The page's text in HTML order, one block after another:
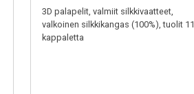
3D palapelit, valmiit silkkivaatteet,
valkoinen silkkikangas (100%), tuolit 11
kappaletta